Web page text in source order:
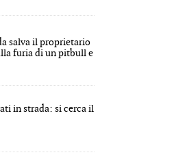
salva il proprietario
furia di un pitbull e
in strada: si cerca il